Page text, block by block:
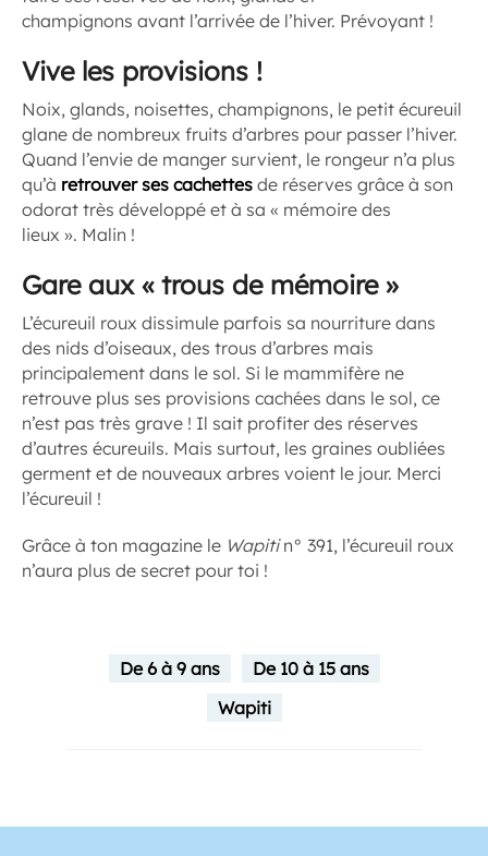
champignons avant l’arrivée de l’hiver. Prévoyant !
Vive les provisions !
Noix, glands, noisettes, champignons, le petit écureuil
glane de nombreux fruits d’arbres pour passer l’hiver.
Quand l’envie de manger survient, le rongeur n’a plus
qu’à retrouver ses cachettes de réserves grâce à son
odorat très développé et à sa « mémoire des
lieux ». Malin !
Gare aux « trous de mémoire »
L’écureuil roux dissimule parfois sa nourriture dans
des nids d’oiseaux, des trous d’arbres mais
principalement dans le sol. Si le mammifère ne
retrouve plus ses provisions cachées dans le sol, ce
n’est pas très grave ! Il sait profiter des réserves
d’autres écureuils. Mais surtout, les graines oubliées
germent et de nouveaux arbres voient le jour. Merci
l’écureuil !
Grâce à ton magazine le Wapitin° 391, l’écureuil roux
n’aura plus de secret pour toi !
De 6 à 9 ans
De 10 à 15 ans
Wapiti